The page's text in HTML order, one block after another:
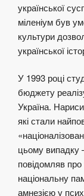
української
міленіум був
культури
української
У 1993 році
бюджету
Україна.
які стали
цьому випадку
повідомляв про
національну
амнезією у